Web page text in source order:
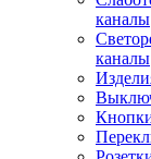
каналы
каналы